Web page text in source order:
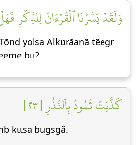
وَلَقَدۡ يَسَّرۡنَا ٱلۡقُرۡءَانَ لِلذِّكۡرِ
Tõnd yolsa Alkʋrãanã tẽegr
bɩɩ?
كَذَّبَتۡ ثَمُودُ بِٱلنُّذُرِ [٢٣]
kɩɩsa bugsgã.